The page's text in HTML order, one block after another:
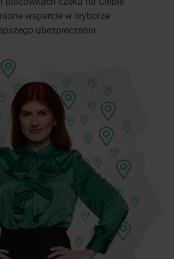
wsparcie w wyborze
ubezpieczenia.